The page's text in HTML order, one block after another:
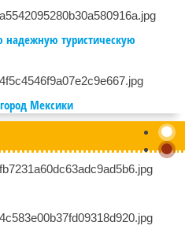
туристическую
Мексики